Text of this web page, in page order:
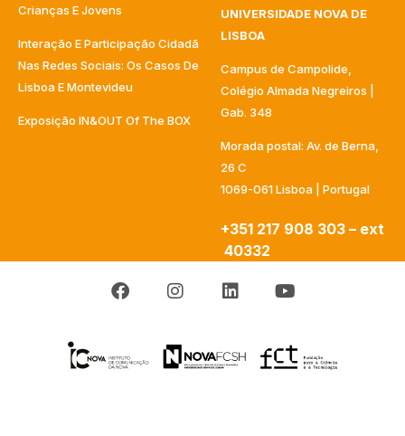
Crianças E Jovens
Interação E Participação Cidadã
Nas Redes Sociais: Os Casos De
Lisboa E Montevideu
Exposição IN&OUT Of The BOX
UNIVERSIDADE NOVA DE
LISBOA
Campus de Campolide,
Colégio Almada Negreiros |
Gab. 348
Morada postal: Av. de Berna,
26 C
1069-061 Lisboa | Portugal
+351 217 908 303 – ext
40332